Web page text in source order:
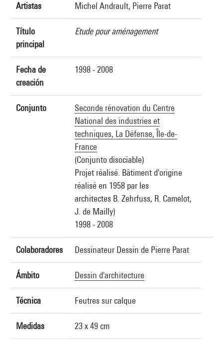
Artistas Michel Andrault, Pierre Parat
Título
principal
Etude pour aménagement
Fecha de
creación
1998 - 2008
Conjunto
Seconde rénovation du Centre
National des industries et
techniques, La Défense, Île-de-
France
(Conjunto disociable)
Projet réalisé. Bâtiment d'origine
réalisé en 1958 par les
architectes B. Zehrfuss, R. Camelot,
J. de Mailly)
1998 - 2008
Colaboradores Dessinateur Dessin de Pierre Parat
Ámbito Dessin d'architecture
Técnica Feutres sur calque
Medidas 23 x 49 cm